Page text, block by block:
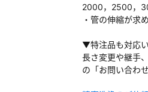
2000，2500，
・管の伸縮が求
▼特注品も対応
長さ変更や継手
の「お問い合わ